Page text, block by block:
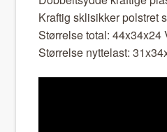
Kraftig sklisikker pol­stret
Stør­relse total: 44x34x24
Stør­relse nyt­te­last: